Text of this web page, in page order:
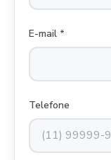
E-mail *
Telefone